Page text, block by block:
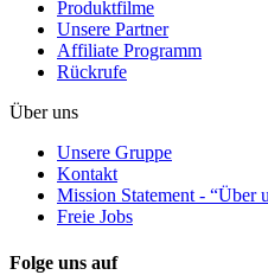
Produktfilme
Unsere Partner
Affiliate Programm
Rückrufe
Über uns
Unsere Gruppe
Kontakt
Mission Statement - “Über
Freie Jobs
Folge uns auf